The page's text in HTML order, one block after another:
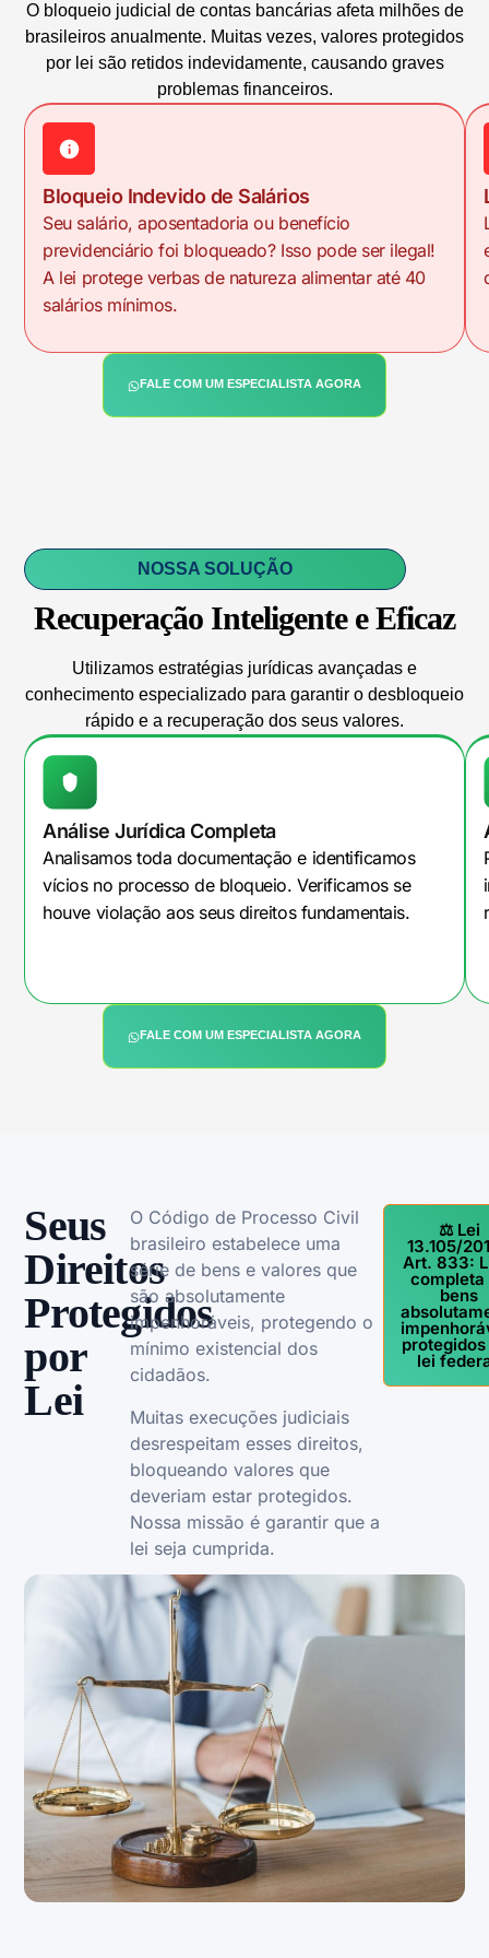
O bloqueio judicial de contas bancárias afeta milhões de
brasileiros anualmente. Muitas vezes, valores protegidos
por lei são retidos indevidamente, causando graves
problemas financeiros.
Bloqueio Indevido de Salários
Seu salário, aposentadoria ou benefício
previdenciário foi bloqueado? Isso pode ser ilegal!
A lei protege verbas de natureza alimentar até 40
salários mínimos.
FALE COM UM ESPECIALISTA AGORA
Recuperação Inteligente e Eficaz
Utilizamos estratégias jurídicas avançadas e
conhecimento especializado para garantir o desbloqueio
rápido e a recuperação dos seus valores.
NOSSA SOLUÇÃO
Análise Jurídica Completa
Analisamos toda documentação e identificamos
vícios no processo de bloqueio. Verificamos se
houve violação aos seus direitos fundamentais.
FALE COM UM ESPECIALISTA AGORA
Seus
Direitos
Protegidos
por
Lei
O Código de Processo Civil
brasileiro estabelece uma
série de bens e valores que
são absolutamente
impenhoráveis, protegendo o
mínimo existencial dos
cidadãos.
Muitas execuções judiciais
desrespeitam esses direitos,
bloqueando valores que
deveriam estar protegidos.
Nossa missão é garantir que a
lei seja cumprida.
⚖️ Lei
13.105/
Art. 833:
completa
bens
lei